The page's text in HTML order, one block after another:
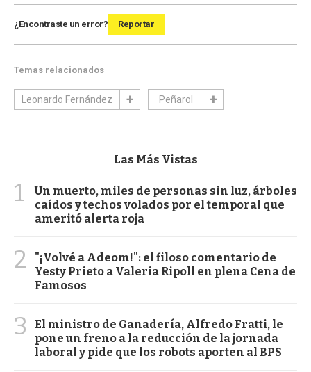
¿Encontraste un error? Reportar
Temas relacionados
Leonardo Fernández Peñarol
Las Más Vistas
1
Un muerto, miles de personas sin luz, árboles
caídos y techos volados por el temporal que
ameritó alerta roja
2
"¡Volvé a Adeom!": el filoso comentario de
Yesty Prieto a Valeria Ripoll en plena Cena de
Famosos
3
El ministro de Ganadería, Alfredo Fratti, le
pone un freno a la reducción de la jornada
laboral y pide que los robots aporten al BPS